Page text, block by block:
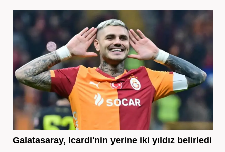
Galatasaray, Icardi'nin yerine iki yıldız belirledi